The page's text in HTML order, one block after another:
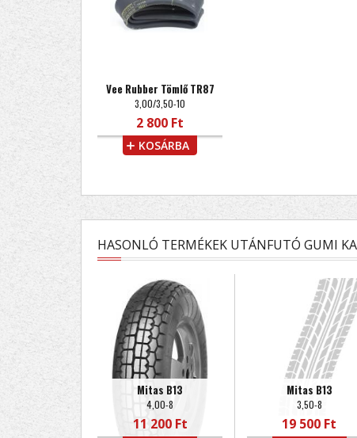
Vee Rubber Tömlő TR87
3,00/3,50-10
2 800 Ft
KOSÁRBA
HASONLÓ TERMÉKEK UTÁNFUTÓ GUMI
Mitas B13
4,00-8
11 200 Ft
Mitas B13
3,50-8
19 500 Ft